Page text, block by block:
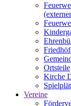
Ortsteile
Kirche
Vereine